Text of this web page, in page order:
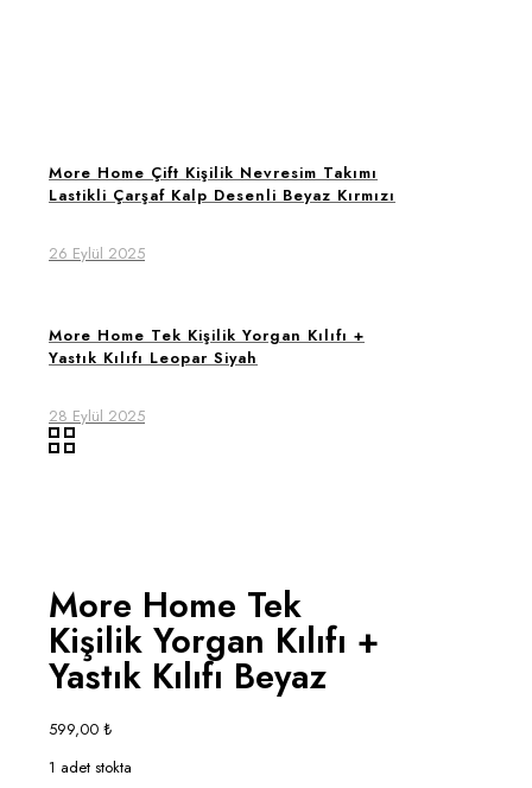
More Home Çift Kişilik Nevresim Takımı
Lastikli Çarşaf Kalp Desenli Beyaz Kırmızı
26 Eylül 2025
More Home Tek Kişilik Yorgan Kılıfı +
Yastık Kılıfı Leopar Siyah
28 Eylül 2025
More Home Tek
Kişilik Yorgan Kılıfı +
Yastık Kılıfı Beyaz
599,00 ₺
1 adet stokta